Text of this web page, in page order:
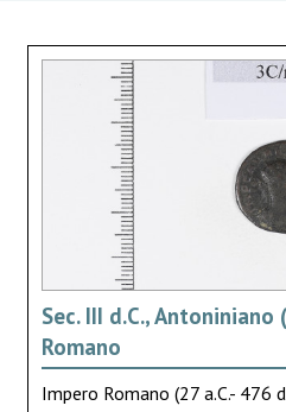
Sec. III d.C.,
Romano
Impero Romano (27 a.C.- 476